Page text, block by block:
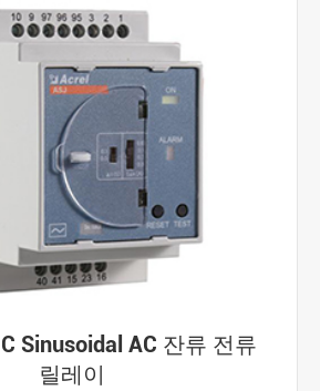
Sinusoidal AC 잔류 전류
릴레이